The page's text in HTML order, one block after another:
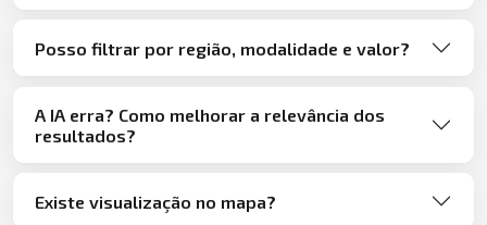
Posso filtrar por região, modalidade e valor?
A IA erra? Como melhorar a relevância dos
resultados?
Existe visualização no mapa?